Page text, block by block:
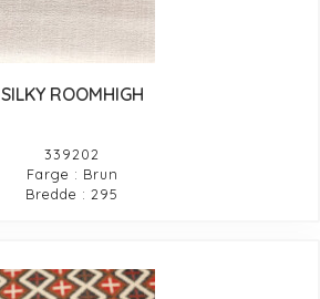
SILKY ROOMHIGH
339202
Farge : Brun
Bredde : 295